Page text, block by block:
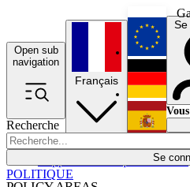
Open sub
navigation
Recherche
Se
Économie
Français
POLITIQUE